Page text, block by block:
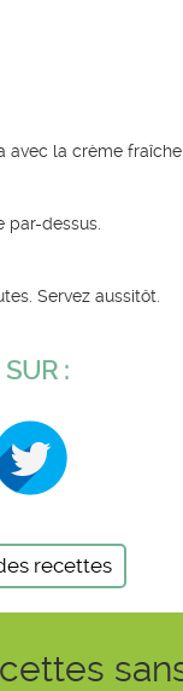
avec la crème fraîche
par-dessus.
Servez aussitôt.
SUR :
recettes